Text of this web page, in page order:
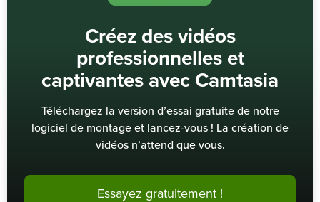
Créez des vidéos
professionnelles et
captivantes avec Camtasia
Téléchargez la version d’essai gratuite de notre
logiciel de montage et lancez-vous ! La création de
vidéos n’attend que vous.
Essayez gratuitement !